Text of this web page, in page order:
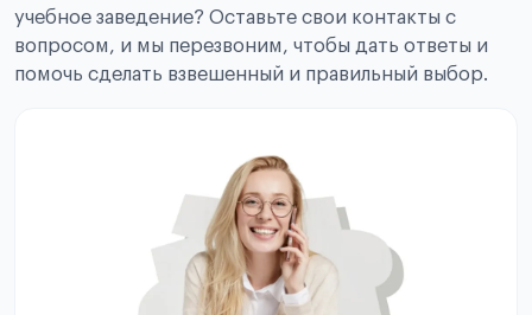
учебное заведение? Оставьте свои контакты с
вопросом, и мы перезвоним, чтобы дать ответы и
помочь сделать взвешенный и правильный выбор.